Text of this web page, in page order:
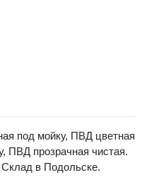
под мойку, ПВД цветная
ПВД прозрачная чистая.
в Подольске.